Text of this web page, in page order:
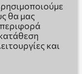
θα μας
και